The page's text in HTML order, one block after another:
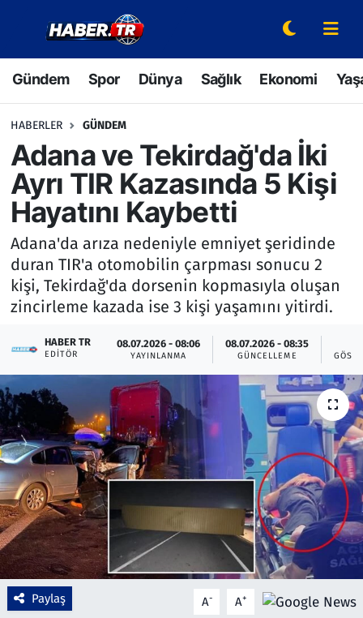
Gündem Spor Dünya Sağlık Ekonomi
HABERLER GÜNDEM
Adana ve Tekirdağ'da İki
Ayrı TIR Kazasında 5 Kişi
Hayatını Kaybetti
Adana'da arıza nedeniyle emniyet şeridinde
duran TIR'a otomobilin çarpması sonucu 2
kişi, Tekirdağ'da dorsenin kopmasıyla oluşan
zincirleme kazada ise 3 kişi yaşamını yitirdi.
HABER TR
EDITÖR
08.07.2026 - 08:06
YAYINLANMA
08.07.2026 - 08:35
GÜNCELLEME
Paylaş A- A+
Gündem
Spor
Dünya
Sağlık
Ekonomi
Yaşam
Hava Durumu
Bilim ve Teknoloji
Çevre & Doğa
Eğitim
Turizm
Yerel
Hava Durumu
Trafik Durumu
Süper Lig Puan Durumu ve Fikstür
Tüm Manşetler
Son Dakika Haberleri
Haber Arşivi